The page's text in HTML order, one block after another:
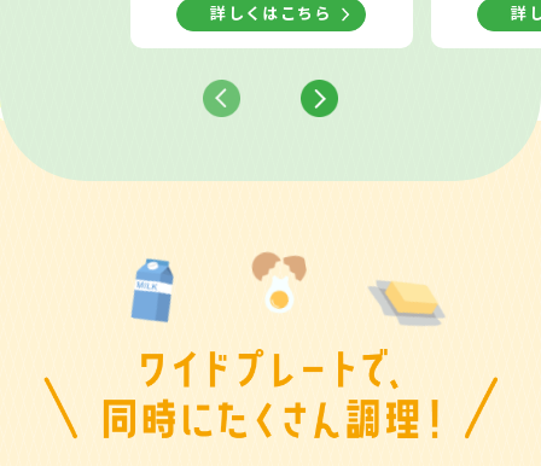
詳しくはこちら 詳